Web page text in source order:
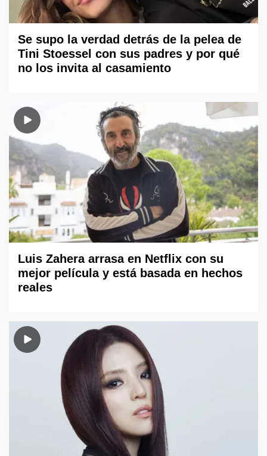
Se supo la verdad detrás de la pelea de
Tini Stoessel con sus padres y por qué
no los invita al casamiento
Luis Zahera arrasa en Netflix con su
mejor película y está basada en hechos
reales